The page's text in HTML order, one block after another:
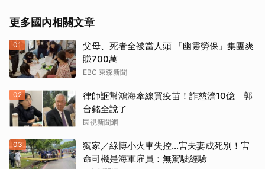
更多國內相關文章
01
父母、死者全被當人頭 「幽靈勞保」集團爽
賺700萬
EBC 東森新聞
02
律師誆幫鴻海牽線買疫苗！詐慈濟10億 郭
台銘全說了
民視新聞網
03
獨家／綠博小火車失控…害夫妻成死別！害
命司機是海軍雇員：無駕駛經驗